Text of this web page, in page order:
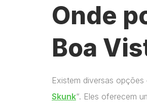
Onde
Boa
Existem diversas
Skunk“. Eles oferecem